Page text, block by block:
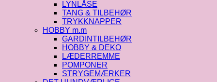
LYNLÅSE
TANG & TILBEHØR
TRYKKNAPPER
HOBBY m.m
GARDINTILBEHØR
HOBBY & DEKO
LÆDERREMME
POMPONER
STRYGEMÆRKER